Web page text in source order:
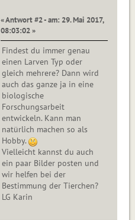
« Antwort #2 - am: 29. Mai 2017,
08:03:02 »
Findest du immer genau
einen Larven Typ oder
gleich mehrere? Dann wird
auch das ganze ja in eine
biologische
Forschungsarbeit
entwickeln. Kann man
natürlich machen so als
Hobby.
Vielleicht kannst du auch
ein paar Bilder posten und
wir helfen bei der
Bestimmung der Tierchen?
LG Karin